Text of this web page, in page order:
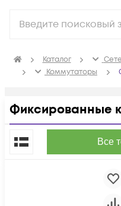
Каталог
Коммутаторы
Фиксированные
Все
По популярности